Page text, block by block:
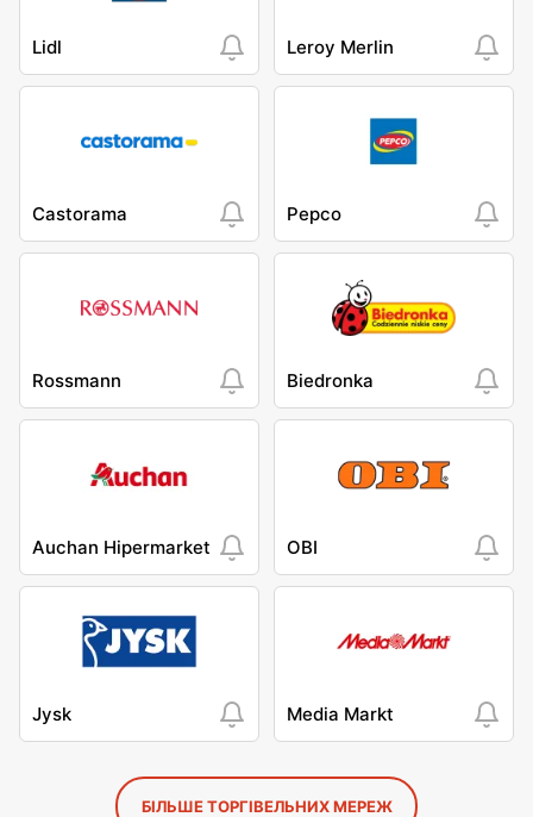
Lidl Leroy Merlin
Castorama Pepco
Rossmann Biedronka
Auchan Hipermarket OBI
Jysk Media Markt
БІЛЬШЕ ТОРГІВЕЛЬНИХ МЕРЕЖ